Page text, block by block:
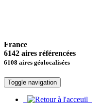
France
6142 aires référencées
6108 aires géolocalisées
Toggle navigation